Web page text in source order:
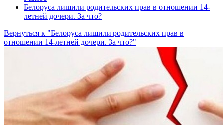
Белоруса лишили родительских прав в отношении 14-
летней дочери. За что?
Вернуться к "Белоруса лишили родительских прав в
отношении 14-летней дочери. За что?"